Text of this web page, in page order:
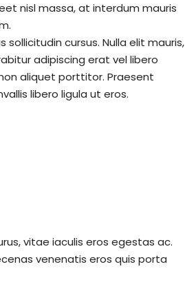
nisl massa, at interdum mauris
cursus. Nulla elit mauris,
adipiscing erat vel libero
aliquet porttitor. Praesent
libero ligula ut eros.
vitae iaculis eros egestas ac.
venenatis eros quis porta